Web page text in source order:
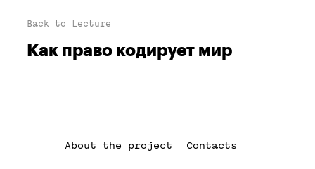
Back to Lecture
Как право кодирует мир
About the project Contacts